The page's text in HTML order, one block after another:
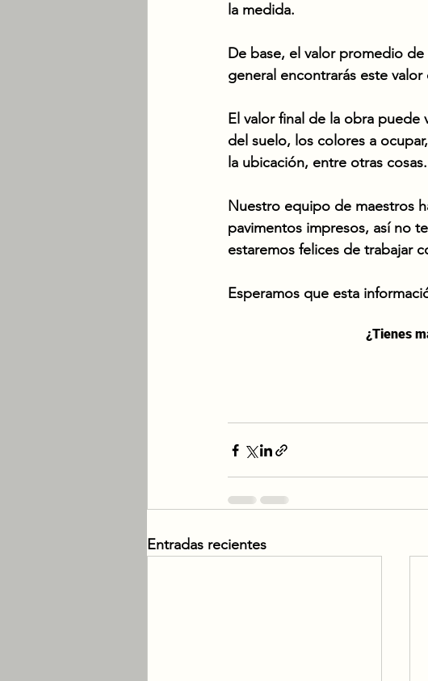
la medida.
De base, el valor promedio
general encontrarás este
El valor final de la obra
del suelo, los colores a
la ubicación, entre otras cosas.
Nuestro equipo de maestros
pavimentos impresos, así no
estaremos felices de trabajar
Esperamos que esta
¿Tienes
Entradas recientes